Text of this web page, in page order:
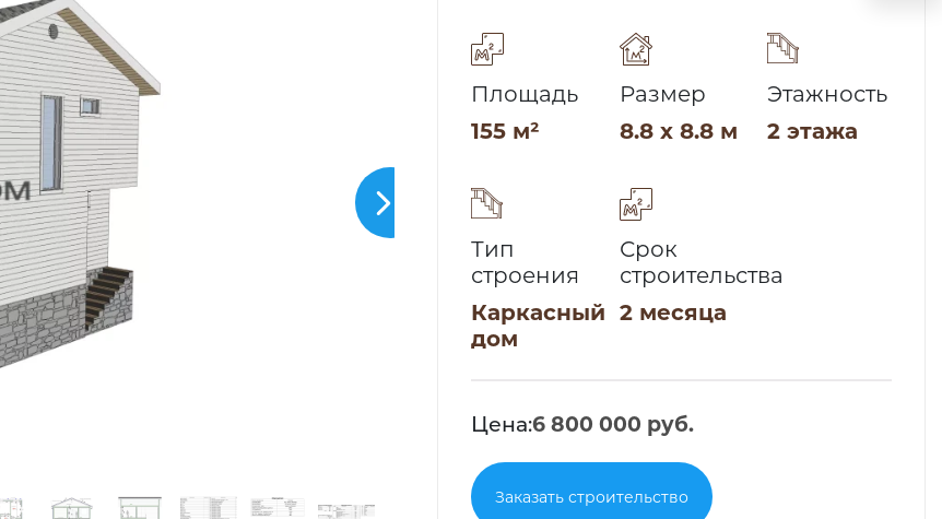
Площадь
155 м²
Размер
8.8 x 8.8 м
Этажность
2 этажа
Тип
строения
Каркасный
дом
Срок
строительства
2 месяца
Цена:6 800 000 руб.
Заказать строительство